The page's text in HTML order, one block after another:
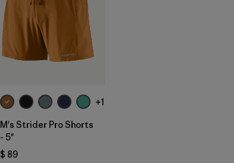
+1
M's Strider Pro Shorts
- 5"
$ 89